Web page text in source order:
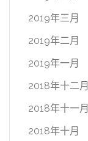
2019年三月
2019年二月
2019年一月
2018年十二月
2018年十一月
2018年十月